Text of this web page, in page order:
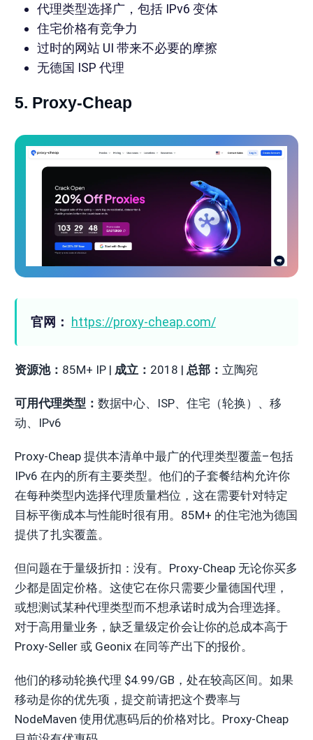
代理类型选择广，包括 IPv6 变体
住宅价格有竞争力
过时的网站 UI 带来不必要的摩擦
无德国 ISP 代理
5. Proxy-Cheap
官网： https://proxy-cheap.com/
资源池： 85M+ IP | 成立： 2018 | 总部： 立陶宛
可用代理类型： 数据中心、ISP、住宅（轮换）、移
动、IPv6
Proxy-Cheap 提供本清单中最广的代理类型覆盖–包括
IPv6 在内的所有主要类型。他们的子套餐结构允许你
在每种类型内选择代理质量档位，这在需要针对特定
目标平衡成本与性能时很有用。85M+ 的住宅池为德国
提供了扎实覆盖。
但问题在于量级折扣：没有。Proxy-Cheap 无论你买多
少都是固定价格。这使它在你只需要少量德国代理，
或想测试某种代理类型而不想承诺时成为合理选择。
对于高用量业务，缺乏量级定价会让你的总成本高于
Proxy-Seller 或 Geonix 在同等产出下的报价。
他们的移动轮换代理 $4.99/GB，处在较高区间。如果
移动是你的优先项，提交前请把这个费率与
NodeMaven 使用优惠码后的价格对比。Proxy-Cheap